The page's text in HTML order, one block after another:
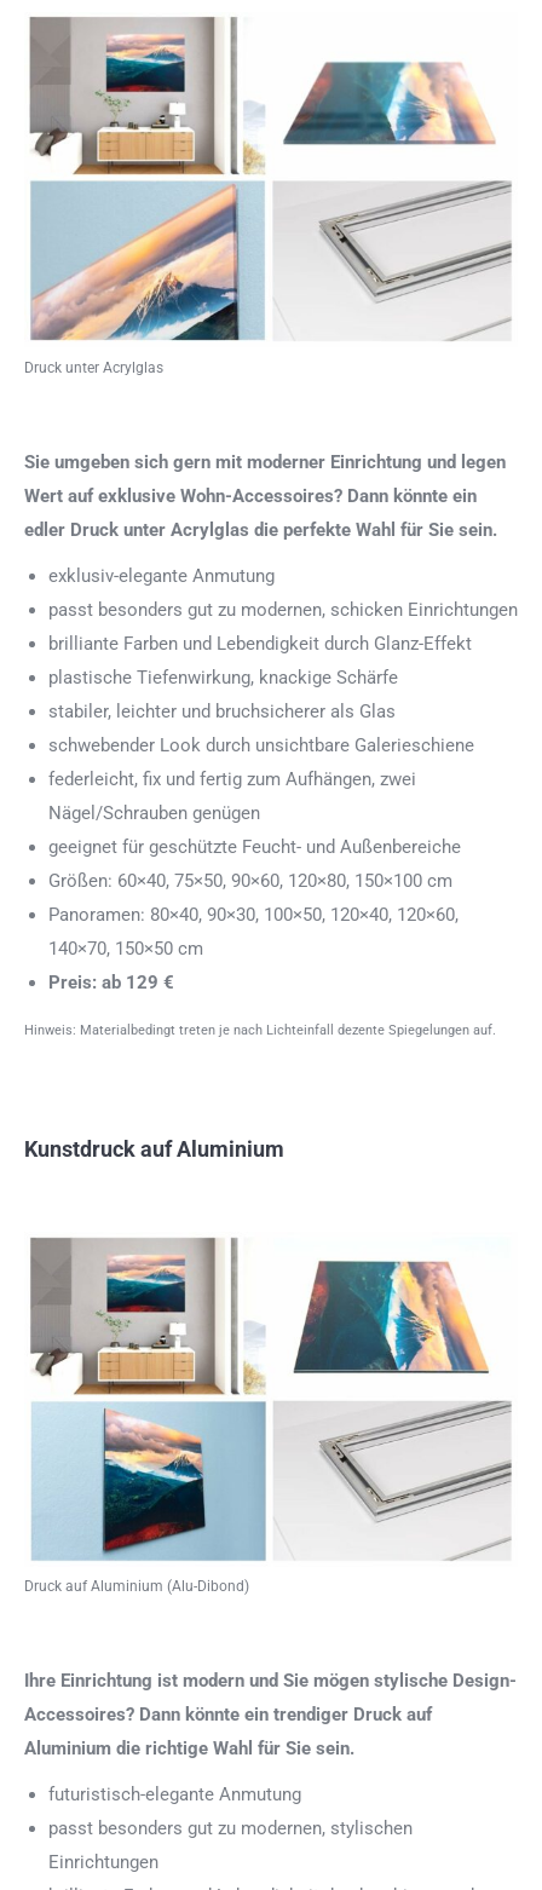
Druck unter Acrylglas
Sie umgeben sich gern mit moderner Einrichtung und legen
Wert auf exklusive Wohn-Accessoires? Dann könnte ein
edler Druck unter Acrylglas die perfekte Wahl für Sie sein.
exklusiv-elegante Anmutung
passt besonders gut zu modernen, schicken Einrichtungen
brilliante Farben und Lebendigkeit durch Glanz-Effekt
plastische Tiefenwirkung, knackige Schärfe
stabiler, leichter und bruchsicherer als Glas
schwebender Look durch unsichtbare Galerieschiene
federleicht, fix und fertig zum Aufhängen, zwei
Nägel/Schrauben genügen
geeignet für geschützte Feucht- und Außenbereiche
Größen: 60×40, 75×50, 90×60, 120×80, 150×100 cm
Panoramen: 80×40, 90×30, 100×50, 120×40, 120×60,
140×70, 150×50 cm
Preis: ab 129 €
Hinweis: Materialbedingt treten je nach Lichteinfall dezente Spiegelungen auf.
Kunstdruck auf Aluminium
Druck auf Aluminium (Alu-Dibond)
Ihre Einrichtung ist modern und Sie mögen stylische Design-
Accessoires? Dann könnte ein trendiger Druck auf
Aluminium die richtige Wahl für Sie sein.
futuristisch-elegante Anmutung
passt besonders gut zu modernen, stylischen
Einrichtungen